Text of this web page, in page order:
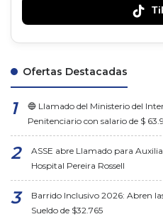
Ofertas Destacadas
🔵 Llamado del Ministerio del
Penitenciario con salario de $
ASSE abre Llamado para
Hospital Pereira Rossell
Barrido Inclusivo 2026: Abren
Sueldo de $32.765